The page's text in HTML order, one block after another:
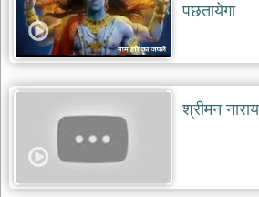
बाबा
बालक
नाथ
भजन
bhajans
देश
पछतायेगा
श्रीमन